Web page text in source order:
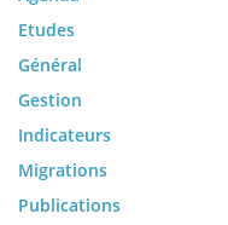
Etudes
Général
Gestion
Indicateurs
Migrations
Publications